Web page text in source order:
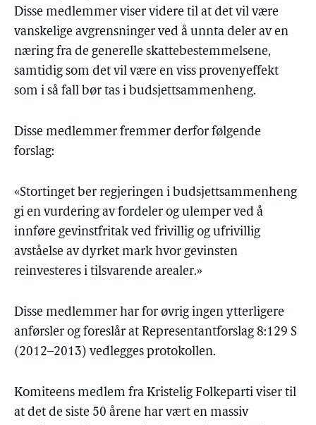
Disse medlemmer viser videre til at det vil være
vanskelige avgrensninger ved å unnta deler av en
næring fra de generelle skattebestemmelsene,
samtidig som det vil være en viss provenyeffekt
som i så fall bør tas i budsjettsammenheng.
Disse medlemmer fremmer derfor følgende
forslag:
«Stortinget ber regjeringen i budsjettsammenheng
gi en vurdering av fordeler og ulemper ved å
innføre gevinstfritak ved frivillig og ufrivillig
avståelse av dyrket mark hvor gevinsten
reinvesteres i tilsvarende arealer.»
Disse medlemmer har for øvrig ingen ytterligere
anførsler og foreslår at Representantforslag 8:129 S
(2012–2013) vedlegges protokollen.
Komiteens medlem fra Kristelig Folkeparti viser til
at det de siste 50 årene har vært en massiv